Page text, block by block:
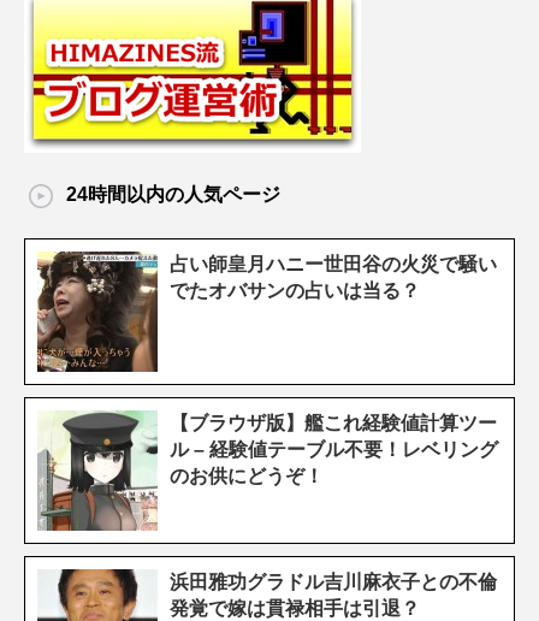
24時間以内の人気ページ
占い師皇月ハニー世田谷の火災で騒い
でたオバサンの占いは当る？
【ブラウザ版】艦これ経験値計算ツー
ル – 経験値テーブル不要！レベリング
のお供にどうぞ！
浜田雅功グラドル吉川麻衣子との不倫
発覚で嫁は貫禄相手は引退？